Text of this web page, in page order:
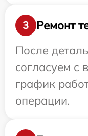
3
Ремонт
После
согласуем с
график
операции.